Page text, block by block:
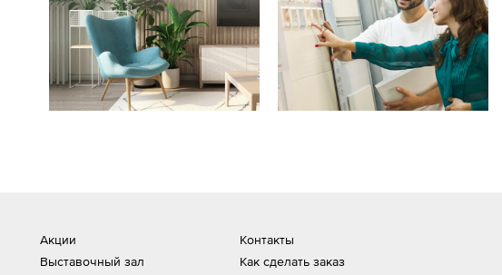
Акции
Выставочный зал
Контакты
Как сделать заказ